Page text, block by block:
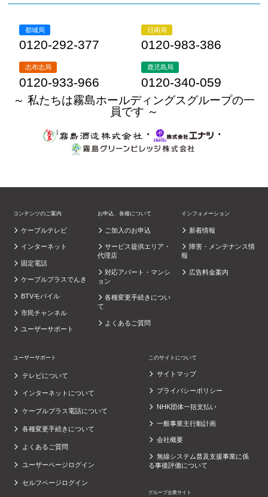
都城局
0120-292-377
日南局
0120-983-386
志布志局
0120-933-966
鹿児島局
0120-340-059
～ 私たちは霧島ホールディングスグループの一
員です ～
・
・
コンテンツのご案内
ケーブルテレビ
インターネット
固定電話
ケーブルプラスでんき
BTVモバイル
市民チャンネル
ユーザーサポート
お申込、各種について
ご加入のお申込
サービス提供エリア・
代理店
対応アパート・マンシ
ョン
各種変更手続きについ
て
よくあるご質問
インフォメーション
新着情報
障害・メンテナンス情
報
広告料金案内
ユーザーサポート
テレビについて
インターネットについて
ケーブルプラス電話について
各種変更手続きについて
よくあるご質問
ユーザーページログイン
セルフページログイン
このサイトについて
サイトマップ
プライバシーポリシー
NHK団体一括支払い
一般事業主行動計画
会社概要
無線システム普及支援事業に係
る事後評価について
グループ企業サイト